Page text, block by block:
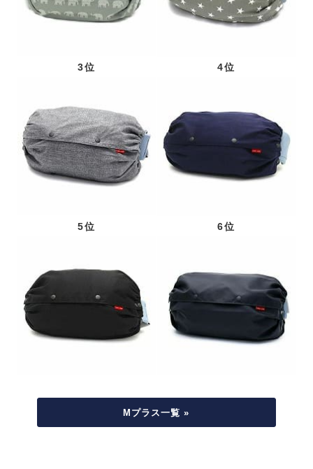
3位 4位
5位 6位
Mプラス一覧 »